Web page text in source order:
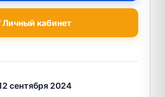
Личный кабинет
сентября 2024